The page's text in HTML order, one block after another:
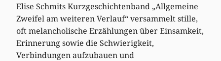
Elise Schmits Kurzgeschichtenband „Allgemeine
Zweifel am weiteren Verlauf“ versammelt stille,
oft melancholische Erzählungen über Einsamkeit,
Erinnerung sowie die Schwierigkeit,
Verbindungen aufzubauen und